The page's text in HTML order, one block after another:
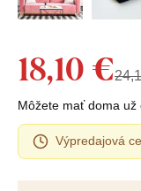
18,10 €
Môžete mať doma už
Výpredajová